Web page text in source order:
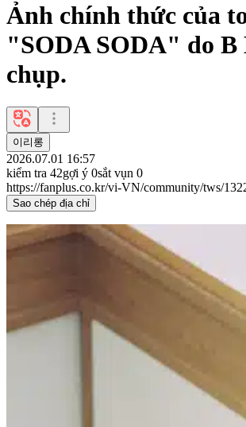
Ảnh chính thức của
"SODA SODA" do B
chụp.
이리롱
2026.07.01 16:57
kiểm tra 42gợi ý 0sắt vụn 0
https://fanplus.co.kr/vi-VN/community/tws/
Sao chép địa chỉ